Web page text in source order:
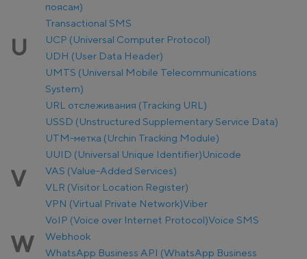
поясам)
Transactional SMS
U
UCP (Universal Computer Protocol)
UDH (User Data Header)
UMTS (Universal Mobile Telecommunications
System)
URL отслеживания (Tracking URL)
USSD (Unstructured Supplementary Service Data)
UTM-метка (Urchin Tracking Module)
UUID (Universal Unique Identifier)Unicode
V
VAS (Value-Added Services)
VLR (Visitor Location Register)
VPN (Virtual Private Network)Viber
VoIP (Voice over Internet Protocol)Voice SMS
W
Webhook
WhatsApp Business API (WhatsApp Business